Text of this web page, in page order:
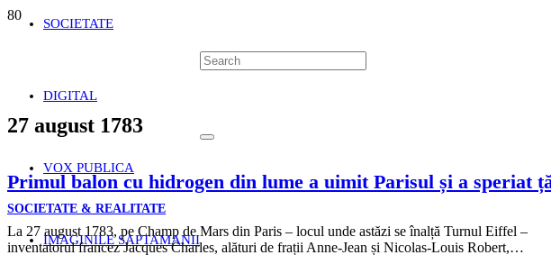
SOCIETATE
DIGITAL
VOX PUBLICA
IMAGINILE SAPTAMANII
27 august 1783
Primul balon cu hidrogen din lume a uimit Parisul și a speriat
SOCIETATE & REALITATE
La 27 august 1783, pe Champ de Mars din Paris – locul unde astăzi se înalță Turnul Eiffel –
inventatorul francez Jacques Charles, alături de frații Anne-Jean și Nicolas-Louis Robert,…